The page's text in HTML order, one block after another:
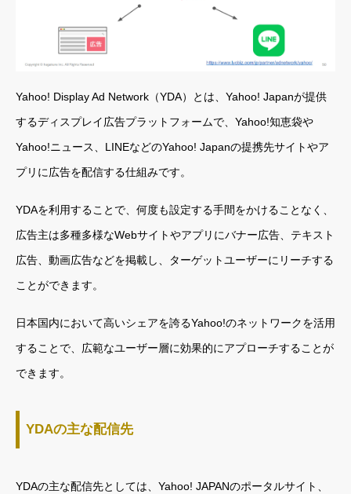
Yahoo! Display Ad Network（YDA）とは、Yahoo! Japanが提供
するディスプレイ広告プラットフォームで、Yahoo!知恵袋や
Yahoo!ニュース、LINEなどのYahoo! Japanの提携先サイトやア
プリに広告を配信する仕組みです。
YDAを利用することで、何度も設定する手間をかけることなく、
広告主は多種多様なWebサイトやアプリにバナー広告、テキスト
広告、動画広告などを掲載し、ターゲットユーザーにリーチする
ことができます。
日本国内において高いシェアを誇るYahoo!のネットワークを活用
することで、広範なユーザー層に効果的にアプローチすることが
できます。
YDAの主な配信先
YDAの主な配信先としては、Yahoo! JAPANのポータルサイト、